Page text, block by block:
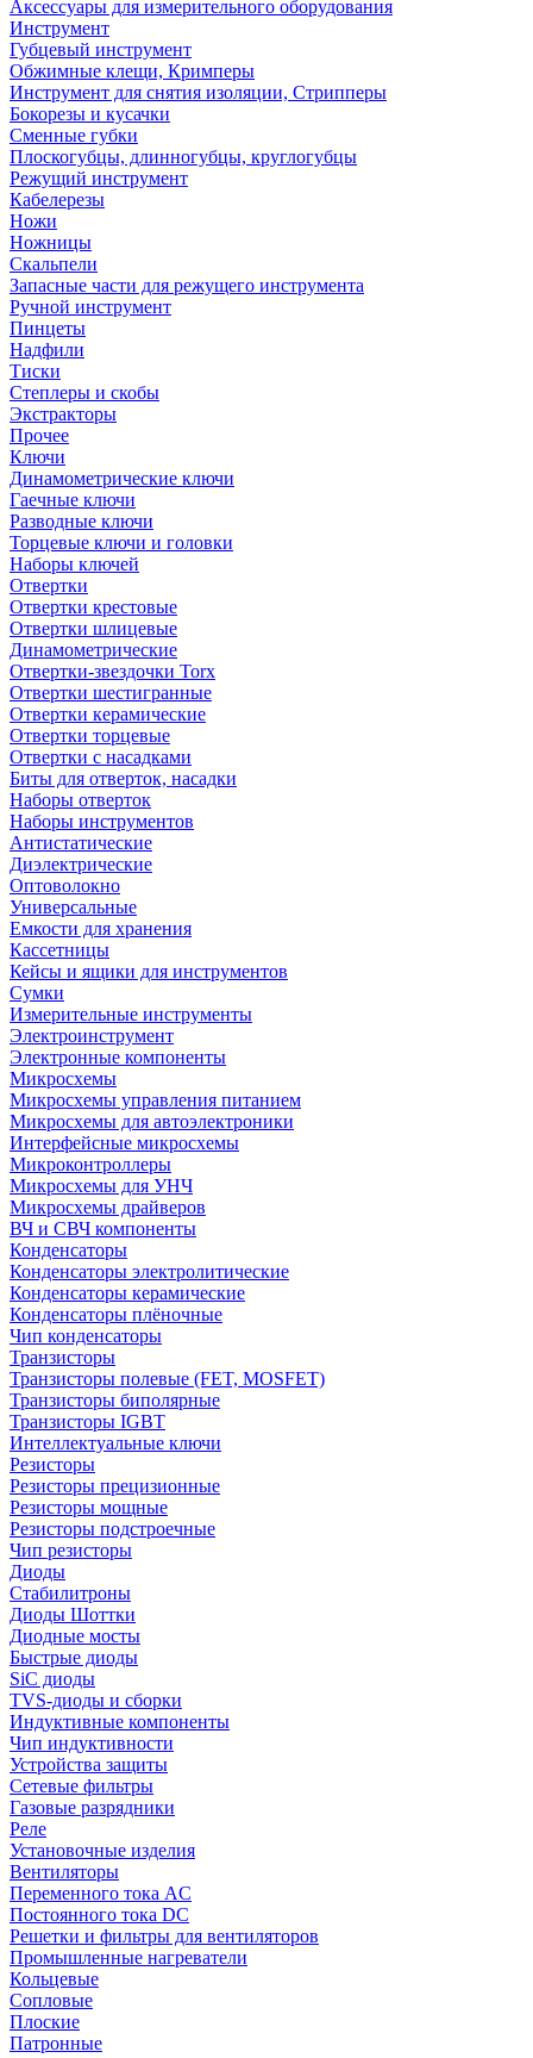
Аксессуары для измерительного оборудования
Инструмент
Губцевый инструмент
Обжимные клещи, Кримперы
Инструмент для снятия изоляции, Стрипперы
Бокорезы и кусачки
Сменные губки
Плоскогубцы, длинногубцы, круглогубцы
Режущий инструмент
Кабелерезы
Ножи
Ножницы
Скальпели
Запасные части для режущего инструмента
Ручной инструмент
Пинцеты
Надфили
Тиски
Степлеры и скобы
Экстракторы
Прочее
Ключи
Динамометрические ключи
Гаечные ключи
Разводные ключи
Торцевые ключи и головки
Наборы ключей
Отвертки
Отвертки крестовые
Отвертки шлицевые
Динамометрические
Отвертки-звездочки Torx
Отвертки шестигранные
Отвертки керамические
Отвертки торцевые
Отвертки с насадками
Биты для отверток, насадки
Наборы отверток
Наборы инструментов
Антистатические
Диэлектрические
Оптоволокно
Универсальные
Емкости для хранения
Кассетницы
Кейсы и ящики для инструментов
Сумки
Измерительные инструменты
Электроинструмент
Электронные компоненты
Микросхемы
Микросхемы управления питанием
Микросхемы для автоэлектроники
Интерфейсные микросхемы
Микроконтроллеры
Микросхемы для УНЧ
Микросхемы драйверов
ВЧ и СВЧ компоненты
Конденсаторы
Конденсаторы электролитические
Конденсаторы керамические
Конденсаторы плёночные
Чип конденсаторы
Транзисторы
Транзисторы полевые (FET, MOSFET)
Транзисторы биполярные
Транзисторы IGBT
Интеллектуальные ключи
Резисторы
Резисторы прецизионные
Резисторы мощные
Резисторы подстроечные
Чип резисторы
Диоды
Стабилитроны
Диоды Шоттки
Диодные мосты
Быстрые диоды
SiC диоды
TVS-диоды и сборки
Индуктивные компоненты
Чип индуктивности
Устройства защиты
Сетевые фильтры
Газовые разрядники
Реле
Установочные изделия
Вентиляторы
Переменного тока AC
Постоянного тока DC
Решетки и фильтры для вентиляторов
Промышленные нагреватели
Кольцевые
Сопловые
Плоские
Патронные